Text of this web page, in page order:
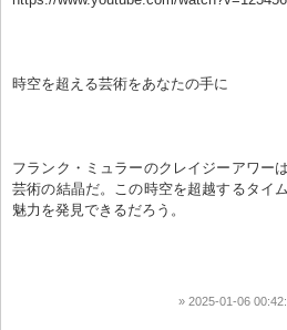
時空を超える芸術をあなたの手に
フランク・ミュラーのクレイジーアワー
芸術の結晶だ。この時空を超越するタイ
魅力を発見できるだろう。
2025-01-06